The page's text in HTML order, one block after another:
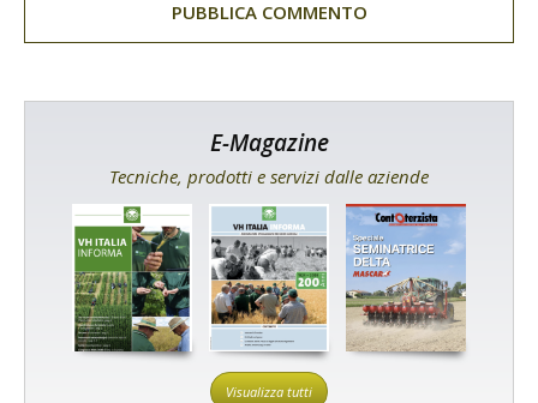
E-Magazine
Tecniche, prodotti e servizi dalle aziende
Visualizza tutti